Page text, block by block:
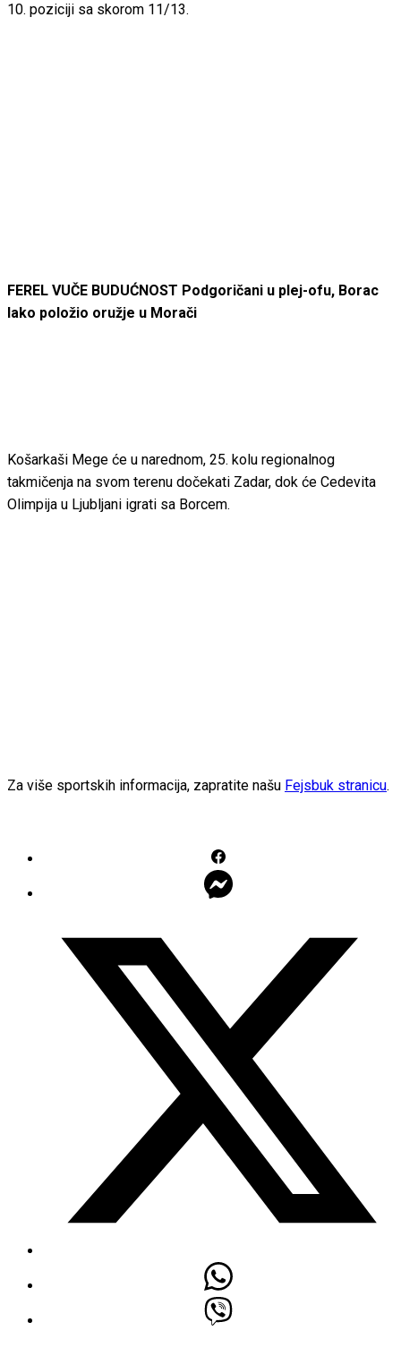
10. poziciji sa skorom 11/13.
FEREL VUČE BUDUĆNOST Podgoričani u plej-ofu, Borac
lako položio oružje u Morači
Košarkaši Mege će u narednom, 25. kolu regionalnog
takmičenja na svom terenu dočekati Zadar, dok će Cedevita
Olimpija u Ljubljani igrati sa Borcem.
Za više sportskih informacija, zapratite našu Fejsbuk stranicu.